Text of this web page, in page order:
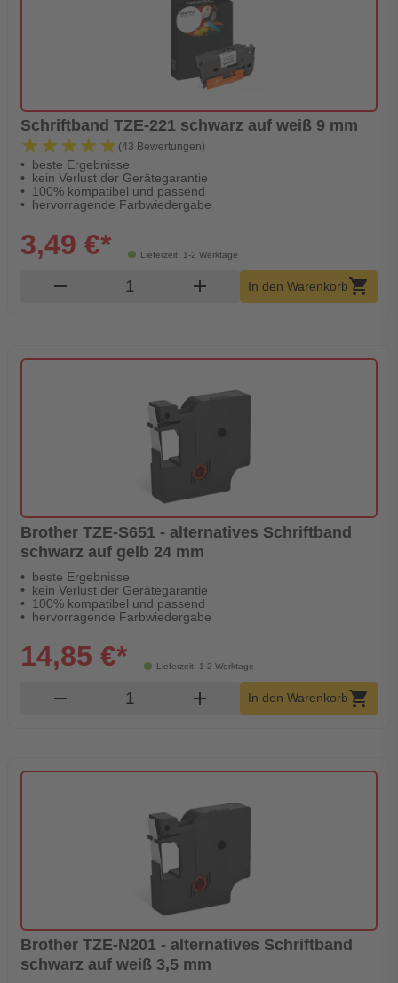
Schriftband TZE-221 schwarz auf weiß 9 mm
★★★★★
★★★★★ (43 Bewertungen)
beste Ergebnisse
kein Verlust der Gerätegarantie
100% kompatibel und passend
hervorragende Farbwiedergabe
Lieferzeit: 1-2 Werktage
3,49 €*
remove Produkt Warenkorb Menge
add In den Warenkorbshopping_cart
Brother TZE-S651 - alternatives Schriftband
schwarz auf gelb 24 mm
beste Ergebnisse
kein Verlust der Gerätegarantie
100% kompatibel und passend
hervorragende Farbwiedergabe
Lieferzeit: 1-2 Werktage
14,85 €*
remove Produkt Warenkorb Menge
add In den Warenkorbshopping_cart
Brother TZE-N201 - alternatives Schriftband
schwarz auf weiß 3,5 mm